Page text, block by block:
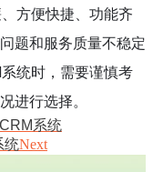
方便快捷、功能齐
题和服务质量不稳定
统时，需要谨慎考
进行选择。
系统
统Next